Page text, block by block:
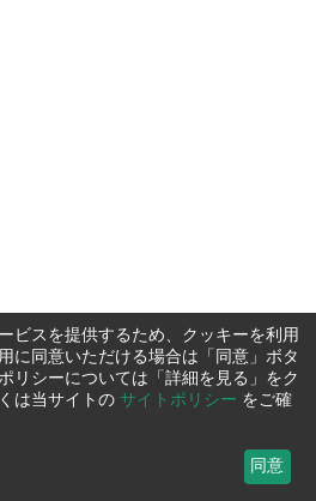
ビスを提供するため、クッキーを利用
に同意いただける場合は「同意」ボタ
リシーについては「詳細を見る」をク
は当サイトの サイトポリシー をご確
同意